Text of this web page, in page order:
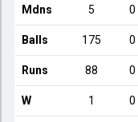
Mdns 5 0
Balls 175 0
Runs 88 0
W 1 0